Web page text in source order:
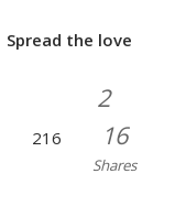
Spread the love
216
2
16
Shares